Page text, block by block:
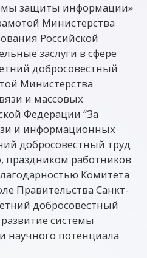
защиты информации»
Министерства
Российской
заслуги в сфере
добросовестный
Министерства
и массовых
Федерации “За
и информационных
добросовестный труд
праздником работников
Комитета
Правительства Санкт-
добросовестный
системы
научного потенциала